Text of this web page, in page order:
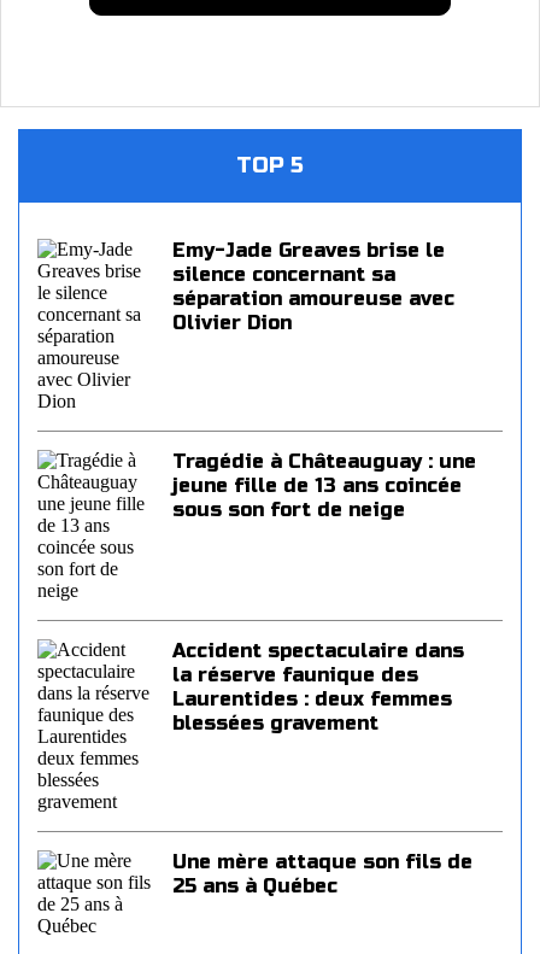
TOP 5
Emy-Jade Greaves brise le
silence concernant sa
séparation amoureuse avec
Olivier Dion
Tragédie à Châteauguay : une
jeune fille de 13 ans coincée
sous son fort de neige
Accident spectaculaire dans
la réserve faunique des
Laurentides : deux femmes
blessées gravement
Une mère attaque son fils de
25 ans à Québec